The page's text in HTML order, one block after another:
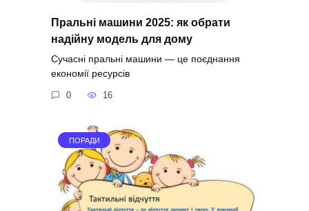
Пральні машини 2025: як обрати
надійну модель для дому
Сучасні пральні машини — це поєднання
економії ресурсів
0 16
ПОРАДИ